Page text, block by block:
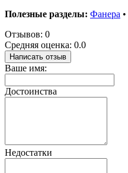
Полезные разделы: Фанера •
Отзывов: 0
Средняя оценка: 0.0
Написать отзыв
Ваше имя:
Достоинства
Недостатки